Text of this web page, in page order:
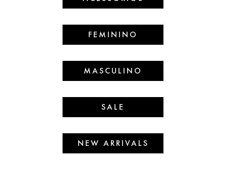
FEMININO
MASCULINO
SALE
NEW ARRIVALS